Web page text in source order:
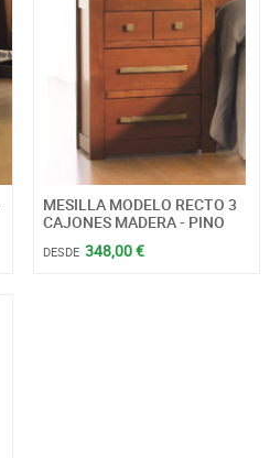
MESILLA MODELO RECTO 3
CAJONES MADERA - PINO
DESDE 348,00 €